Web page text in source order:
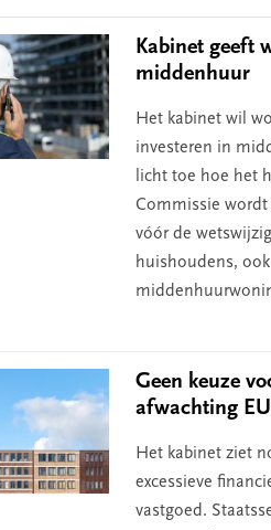
Kabinet geeft
middenhuur
Het kabinet wil
investeren in
licht toe hoe het
Commissie wordt
vóór de
huishoudens,
Geen keuze
afwachting
Het kabinet ziet
excessieve
vastgoed.